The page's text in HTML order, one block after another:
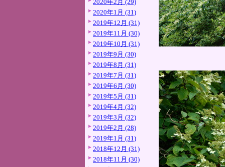
2020年2月 (29)
2020年1月 (31)
2019年12月 (31)
2019年11月 (30)
2019年10月 (31)
2019年9月 (30)
2019年8月 (31)
2019年7月 (31)
2019年6月 (30)
2019年5月 (31)
2019年4月 (32)
2019年3月 (32)
2019年2月 (28)
2019年1月 (31)
2018年12月 (31)
2018年11月 (30)